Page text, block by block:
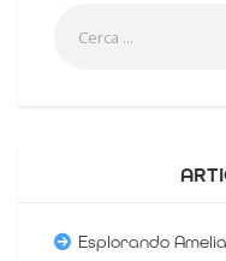
Esplorando